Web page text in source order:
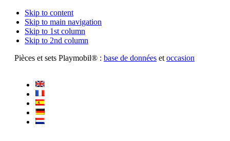
Skip to content
Skip to main navigation
Skip to 1st column
Skip to 2nd column
Pièces et sets Playmobil® : base de donnéeset occasion